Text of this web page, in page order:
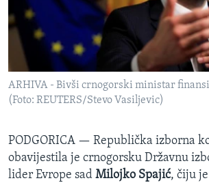
SPORT
INTERVJU
ARHIVA - Bivši crnogorski ministar
(Foto: REUTERS/Stevo Vasiljevic)
PODGORICA — Republička izborna
obavijestila je crnogorsku Državnu
lider Evrope sad Milojko Spajić, čiju